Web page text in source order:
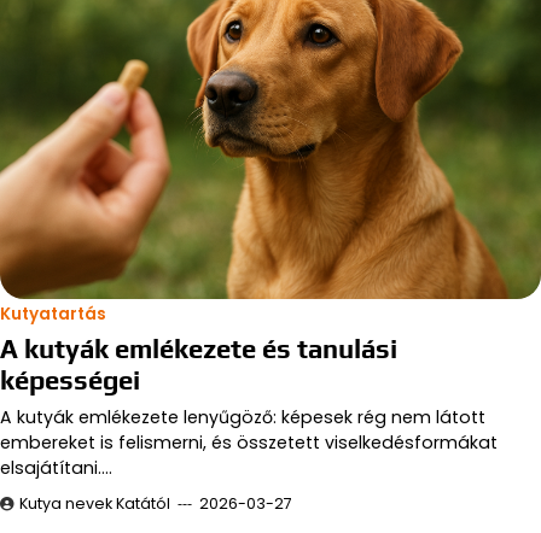
Kutyatartás
A kutyák emlékezete és tanulási
képességei
A kutyák emlékezete lenyűgöző: képesek rég nem látott
embereket is felismerni, és összetett viselkedésformákat
elsajátítani.…
Kutya nevek Katától 2026-03-27